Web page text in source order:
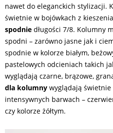
nawet do eleganckich stylizacji.
świetnie w bojówkach z
spodnie długości 7/8. Kolumny
spodni – zarówno jasne jak i
spodnie w kolorze białym,
pastelowych odcieniach takich
wyglądają czarne, brązowe,
dla kolumny wyglądają
intensywnych barwach –
czy kolorze żółtym.